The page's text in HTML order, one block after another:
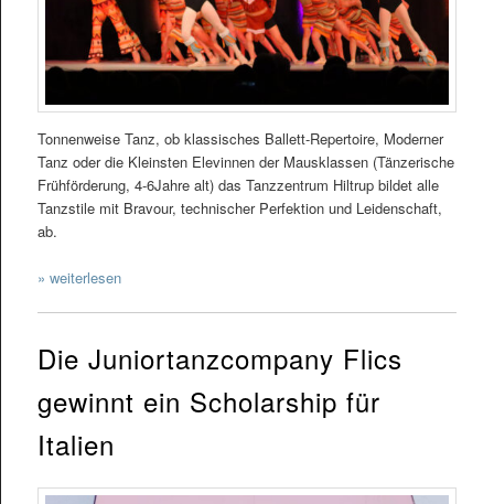
Tonnenweise Tanz, ob klassisches Ballett-Repertoire, Moderner
Tanz oder die Kleinsten Elevinnen der Mausklassen (Tänzerische
Frühförderung, 4-6Jahre alt) das Tanzzentrum Hiltrup bildet alle
Tanzstile mit Bravour, technischer Perfektion und Leidenschaft,
ab.
» weiterlesen
Die Juniortanzcompany Flics
gewinnt ein Scholarship für
Italien